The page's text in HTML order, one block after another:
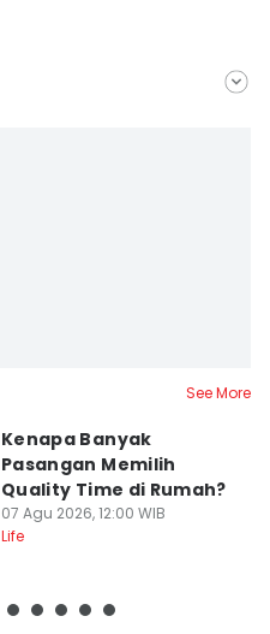
See More
Kenapa Banyak
Pasangan Memilih
Quality Time di Rumah?
07 Agu 2026, 12:00 WIB
Life